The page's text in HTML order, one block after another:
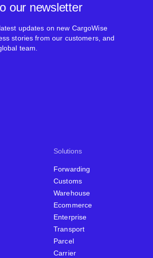
Solutions
Forwarding
Customs
Warehouse
Ecommerce
Enterprise
Transport
Parcel
Carrier
our newsletter
updates on new CargoWise
stories from our customers, and
team.